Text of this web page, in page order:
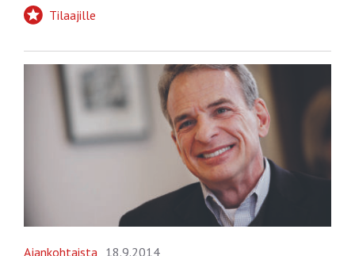
Tilaajille
Ajankohtaista 18.9.2014